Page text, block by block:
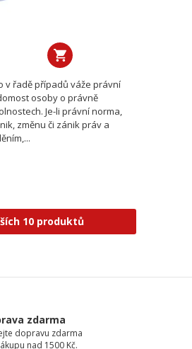
v řadě případů váže právní
osoby o právně
Je-li právní norma,
změnu či zánik práv a
10 produktů
zdarma
dopravu zdarma
nad 1500 Kč.